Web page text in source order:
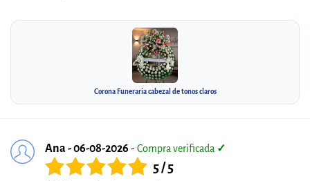
Corona Funeraria cabezal de tonos claros
Ana - 06-08-2026 - Compra verificada ✓
5 / 5